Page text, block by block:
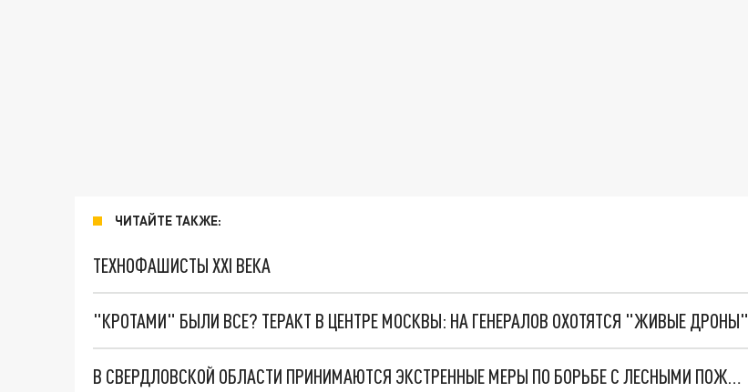
ЧИТАЙТЕ ТАКЖЕ:
ТЕХНОФАШИСТЫ XXI ВЕКА
"КРОТАМИ" БЫЛИ ВСЕ? ТЕРАКТ В ЦЕНТРЕ МОСКВЫ: НА ГЕНЕРАЛОВ ОХОТЯТСЯ "ЖИВЫЕ ДРОНЫ"
В СВЕРДЛОВСКОЙ ОБЛАСТИ ПРИНИМАЮТСЯ ЭКСТРЕННЫЕ МЕРЫ ПО БОРЬБЕ С ЛЕСНЫМИ ПОЖАРАМИ